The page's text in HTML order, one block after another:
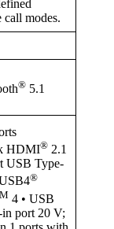
call modes.
® 5.1
HDMI® 2.1
USB Type-
®
4 • USB
port 20 V;